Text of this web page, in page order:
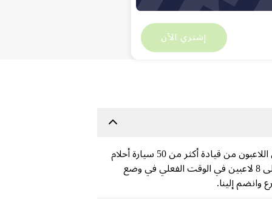
د63.04
0 إشتري الآن
كُن السائق الأكثر جرأة وكُن أسطورة الأسفلت التالية في تجربة سباق الآركيد الجديدة. في أسفلت ليجندس، سيتمكن اللاعبون من قيادة أكثر من 50 سيارة أحلام
متميزة عبر أكثر المواقع المذهلة في العالم الحقيقي. أكمل مئات الأحداث في وضع المهمات الفردية وواجه ما يصل إلى 8 لاعبين في الوقت الفعلي في وضع
وانضم إلينا.